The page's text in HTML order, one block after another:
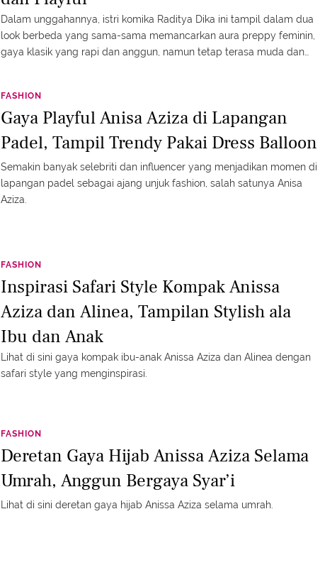
Dalam unggahannya, istri komika Raditya Dika ini tampil dalam dua
look berbeda yang sama-sama memancarkan aura preppy feminin,
gaya klasik yang rapi dan anggun, namun tetap terasa muda dan
FASHION
Gaya Playful Anisa Aziza di Lapangan
Padel, Tampil Trendy Pakai Dress Balloon
Semakin banyak selebriti dan influencer yang menjadikan momen di
lapangan padel sebagai ajang unjuk fashion, salah satunya Anisa
Aziza.
FASHION
Inspirasi Safari Style Kompak Anissa
Aziza dan Alinea, Tampilan Stylish ala
Ibu dan Anak
Lihat di sini gaya kompak ibu-anak Anissa Aziza dan Alinea dengan
safari style yang menginspirasi.
FASHION
Deretan Gaya Hijab Anissa Aziza Selama
Umrah, Anggun Bergaya Syar’i
Lihat di sini deretan gaya hijab Anissa Aziza selama umrah.